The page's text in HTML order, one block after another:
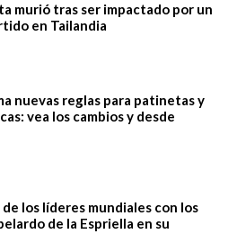
murió tras ser impactado por un
en Tailandia
nuevas reglas para patinetas y
vea los cambios y desde
los líderes mundiales con los
de la Espriella en su